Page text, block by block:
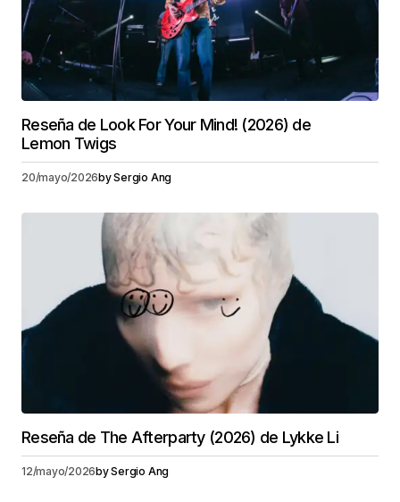
Reseña de Look For Your Mind! (2026) de
Lemon Twigs
20/mayo/2026bySergio Ang
Reseña de The Afterparty (2026) de Lykke Li
12/mayo/2026bySergio Ang